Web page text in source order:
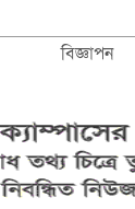
বিজ্ঞাপন